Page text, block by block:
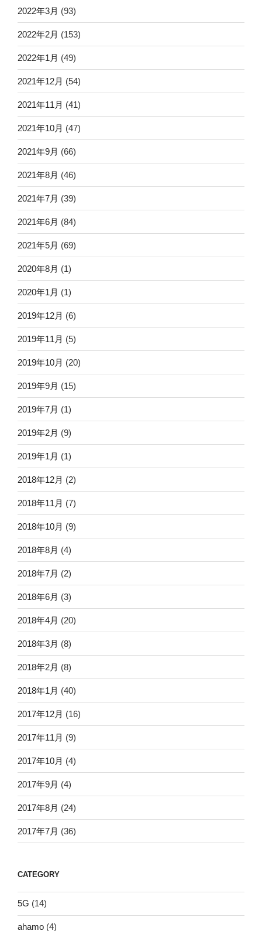
2022年3月 (93)
2022年2月 (153)
2022年1月 (49)
2021年12月 (54)
2021年11月 (41)
2021年10月 (47)
2021年9月 (66)
2021年8月 (46)
2021年7月 (39)
2021年6月 (84)
2021年5月 (69)
2020年8月 (1)
2020年1月 (1)
2019年12月 (6)
2019年11月 (5)
2019年10月 (20)
2019年9月 (15)
2019年7月 (1)
2019年2月 (9)
2019年1月 (1)
2018年12月 (2)
2018年11月 (7)
2018年10月 (9)
2018年8月 (4)
2018年7月 (2)
2018年6月 (3)
2018年4月 (20)
2018年3月 (8)
2018年2月 (8)
2018年1月 (40)
2017年12月 (16)
2017年11月 (9)
2017年10月 (4)
2017年9月 (4)
2017年8月 (24)
2017年7月 (36)
CATEGORY
5G (14)
ahamo (4)